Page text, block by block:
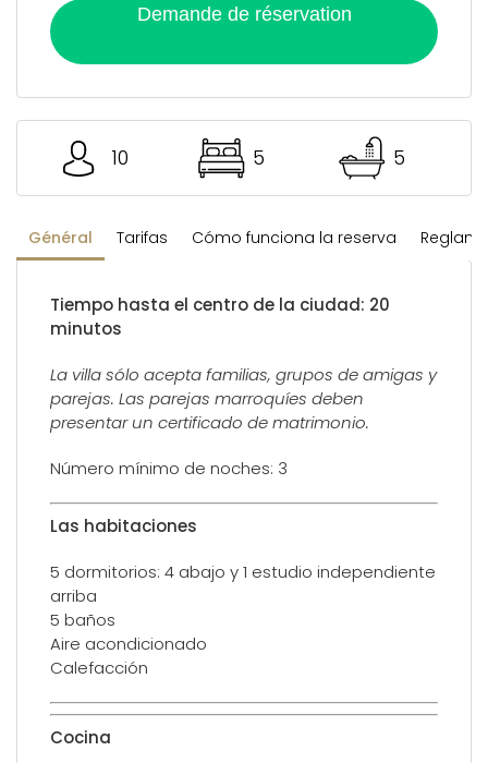
10 5 5
Général Tarifas Cómo funciona la reserva
Tiempo hasta el centro de la ciudad: 20
minutos
La villa sólo acepta familias, grupos de amigas y
parejas. Las parejas marroquíes deben
presentar un certificado de matrimonio.
Número mínimo de noches: 3
Las habitaciones
5 dormitorios: 4 abajo y 1 estudio independiente
arriba
5 baños
Aire acondicionado
Calefacción
Cocina
Demande de réservation